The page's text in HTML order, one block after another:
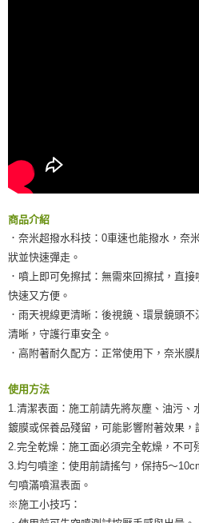
商品介紹
．奈米超撥水科技：0車速也能撥水，奈
狀並快速彈走。
．噴上即可免擦拭：無需來回擦拭，直
快速又方便。
．雨天視線更清晰：後視鏡、環景鏡頭
清晰，守護行車安全。
．高附著耐久配方：正常使用下，奈米
使用方法
1.清潔表面：施工前請先將灰塵、油污
鍍膜或保養品殘留，可能影響附著效果，
2.完全乾燥：施工面必須完全乾燥，不可
3.均勻噴塗：使用前請搖勻，保持5～
勻噴滿噴濕表面。
※施工小技巧：